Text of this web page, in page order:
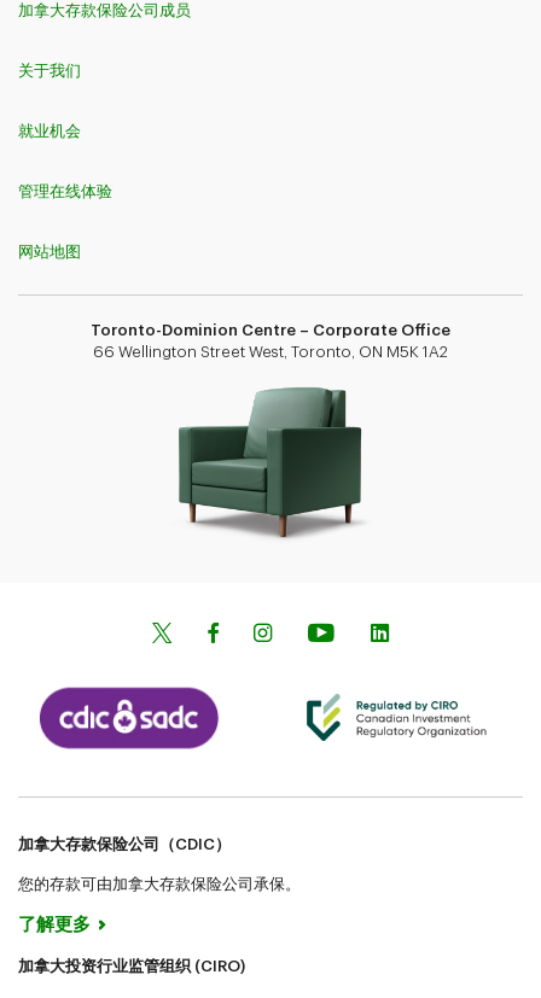
加拿大存款保险公司成员
关于我们
就业机会
管理在线体验
网站地图
Toronto-Dominion Centre – Corporate Office
66 Wellington Street West, Toronto, ON M5K 1A2
加拿大存款保险公司（CDIC）
您的存款可由加拿大存款保险公司承保。
了解更多
加拿大投资行业监管组织 (CIRO)